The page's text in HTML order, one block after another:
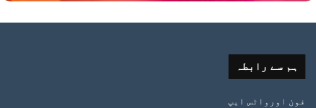
ہم سے رابطہ
فون اورواٹس ایپ